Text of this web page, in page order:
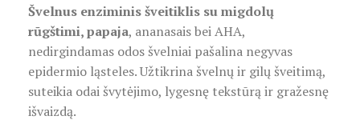
Švelnus enziminis šveitiklis su migdolų
rūgštimi, papaja, ananasais bei AHA,
nedirgindamas odos švelniai pašalina negyvas
epidermio ląsteles. Užtikrina švelnų ir gilų šveitimą,
suteikia odai švytėjimo, lygesnę tekstūrą ir gražesnę
išvaizdą.